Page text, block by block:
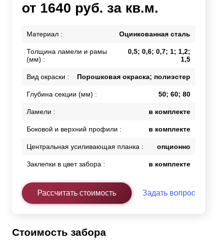
от 1640 руб. за кв.м.
Материал : Оцинкованная сталь
Толщина ламели и рамы
(мм) :
0,5; 0,6; 0,7; 1; 1,2;
1,5
Вид окраски : Порошковая окраска; полиэстер
Глубина секции (мм) : 50; 60; 80
Ламели : в комплекте
Боковой и верхний профили : в комплекте
Центральная усиливающая планка : опционно
Заклепки в цвет забора : в комплекте
Рассчитать стоимость Задать вопрос
Стоимость забора